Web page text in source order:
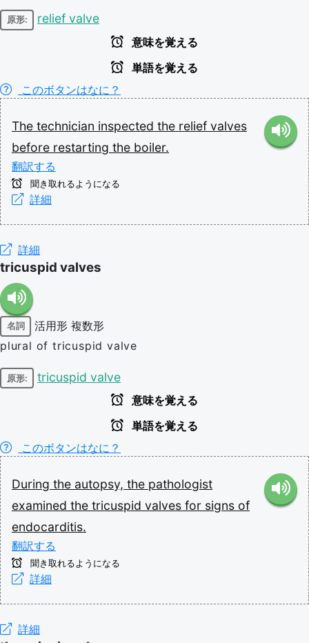
原形: relief valve
意味を覚える
単語を覚える
このボタンはなに？
The technician inspected the relief valves
before restarting the boiler.
翻訳する
聞き取れるようになる
詳細
詳細
tricuspid valves
名詞 活用形 複数形
plural of tricuspid valve
原形: tricuspid valve
意味を覚える
単語を覚える
このボタンはなに？
During the autopsy, the pathologist
examined the tricuspid valves for signs of
endocarditis.
翻訳する
聞き取れるようになる
詳細
詳細